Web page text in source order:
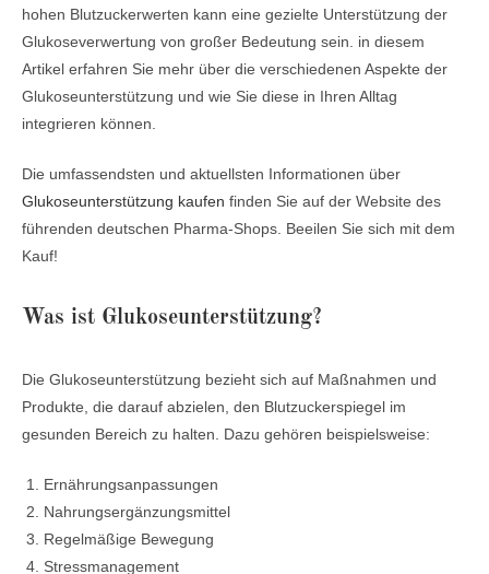
hohen Blutzuckerwerten kann eine gezielte Unterstützung der
Glukoseverwertung von großer Bedeutung sein. in diesem
Artikel erfahren Sie mehr über die verschiedenen Aspekte der
Glukoseunterstützung und wie Sie diese in Ihren Alltag
integrieren können.
Die umfassendsten und aktuellsten Informationen über
Glukoseunterstützung kaufen finden Sie auf der Website des
führenden deutschen Pharma-Shops. Beeilen Sie sich mit dem
Kauf!
Was ist Glukoseunterstützung?
Die Glukoseunterstützung bezieht sich auf Maßnahmen und
Produkte, die darauf abzielen, den Blutzuckerspiegel im
gesunden Bereich zu halten. Dazu gehören beispielsweise:
Ernährungsanpassungen
Nahrungsergänzungsmittel
Regelmäßige Bewegung
Stressmanagement